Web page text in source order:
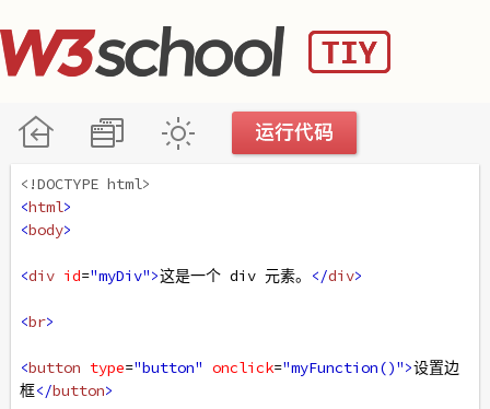
<!DOCTYPE html>
<html>
<body>
<div id="myDiv">这是一个 div 元素。 </div>
<br>
<button type="button" onclick="myFunction()">设置边
框</button>